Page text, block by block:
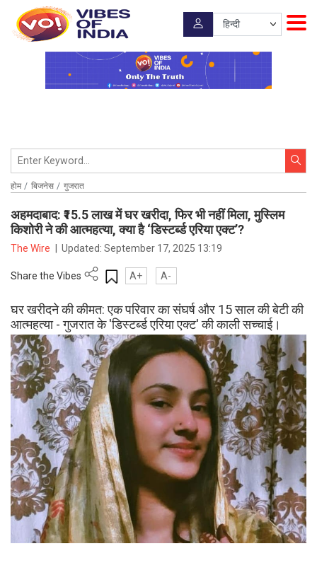
होम बिजनेस गुजरात
अहमदाबाद: ₹15.5 लाख में घर खरीदा, फिर भी नहीं मिला, मुस्लिम
किशोरी ने की आत्महत्या, क्या है ‘डिस्टर्ब्ड एरिया एक्ट’?
The Wire Updated:September 17, 2025 13:19
Share the Vibes A+ A-
घर खरीदने की कीमत: एक परिवार का संघर्ष और 15 साल की बेटी की
आत्महत्या - गुजरात के 'डिस्टर्ब्ड एरिया एक्ट' की काली सच्चाई।